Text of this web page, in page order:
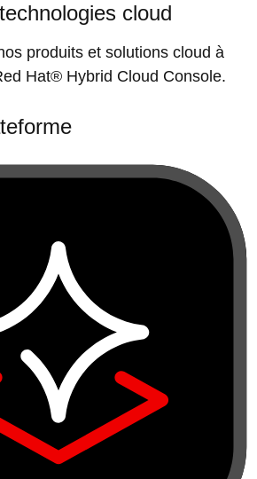
cloud
produits et solutions cloud à
Hat® Hybrid Cloud Console.